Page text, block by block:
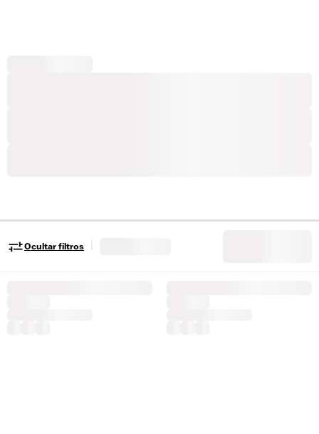
Ocultar filtros